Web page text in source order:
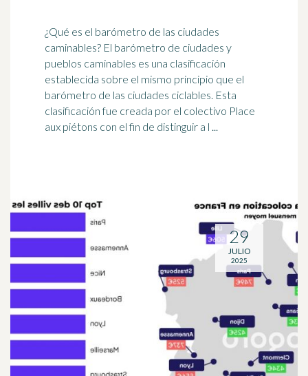
¿Qué es el barómetro de las ciudades
caminables? El barómetro de ciudades y
pueblos caminables es una clasificación
establecida sobre el mismo principio que el
barómetro de las ciudades ciclables. Esta
clasificación fue creada por el colectivo Place
aux piétons con el fin de distinguir a l ...
29
JULIO
2025